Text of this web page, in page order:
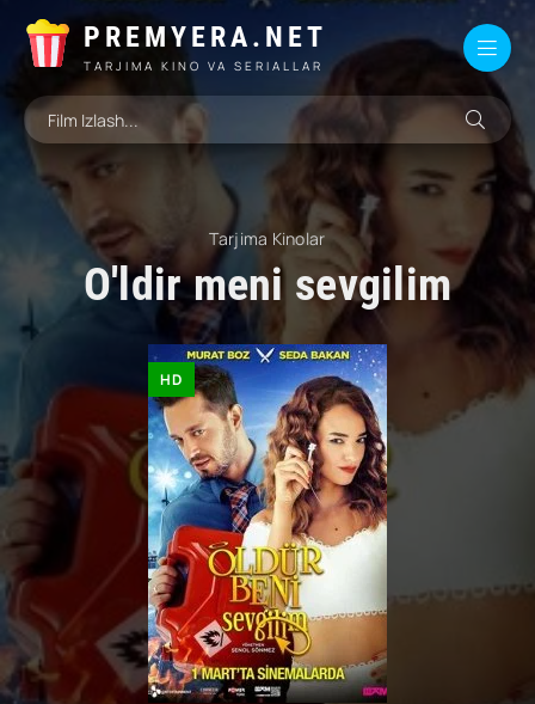
PREMYERA.NET
TARJIMA KINO VA SERIALLAR
Tarjima Kinolar
O'ldir meni sevgilim
HD